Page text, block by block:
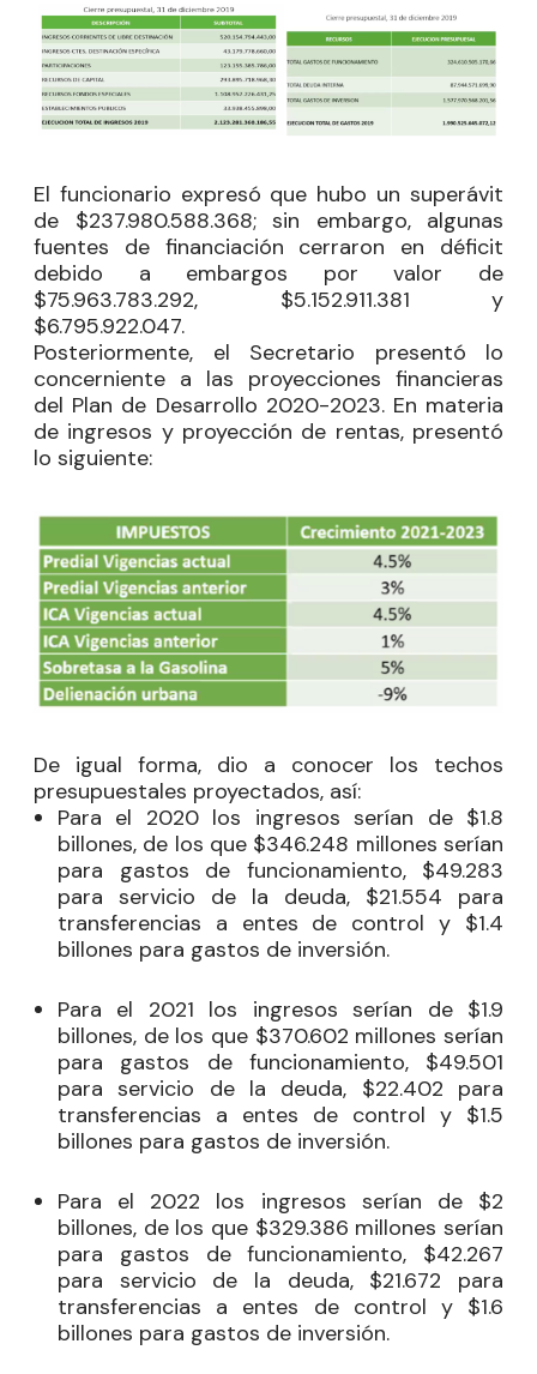
El funcionario expresó que hubo un superávit
de $237.980.588.368; sin embargo, algunas
fuentes de financiación cerraron en déficit
debido a embargos por valor de
$75.963.783.292, $5.152.911.381 y
$6.795.922.047.
Posteriormente, el Secretario presentó lo
concerniente a las proyecciones financieras
del Plan de Desarrollo 2020-2023. En materia
de ingresos y proyección de rentas, presentó
lo siguiente:
De igual forma, dio a conocer los techos
presupuestales proyectados, así:
Para el 2020 los ingresos serían de $1.8
billones, de los que $346.248 millones serían
para gastos de funcionamiento, $49.283
para servicio de la deuda, $21.554 para
transferencias a entes de control y $1.4
billones para gastos de inversión.
Para el 2021 los ingresos serían de $1.9
billones, de los que $370.602 millones serían
para gastos de funcionamiento, $49.501
para servicio de la deuda, $22.402 para
transferencias a entes de control y $1.5
billones para gastos de inversión.
Para el 2022 los ingresos serían de $2
billones, de los que $329.386 millones serían
para gastos de funcionamiento, $42.267
para servicio de la deuda, $21.672 para
transferencias a entes de control y $1.6
billones para gastos de inversión.